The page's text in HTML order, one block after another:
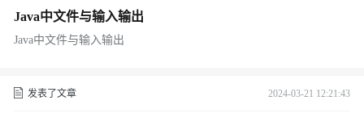
Java中文件与输入输出
Java中文件与输入输出
发表了文章 2024-03-21 12:21:43